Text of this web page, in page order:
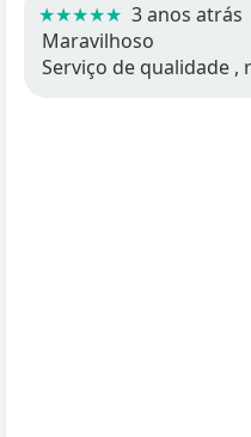
★★★★★ 3 anos atrás
Maravilhoso
Serviço de qualidade ,